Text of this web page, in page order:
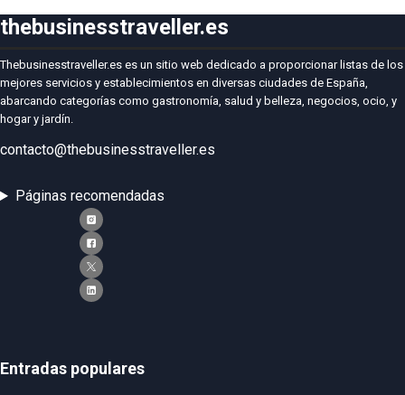
thebusinesstraveller.es
Thebusinesstraveller.es es un sitio web dedicado a proporcionar listas de los
mejores servicios y establecimientos en diversas ciudades de España,
abarcando categorías como gastronomía, salud y belleza, negocios, ocio, y
hogar y jardín.
contacto@thebusinesstraveller.es
Páginas recomendadas
Entradas populares